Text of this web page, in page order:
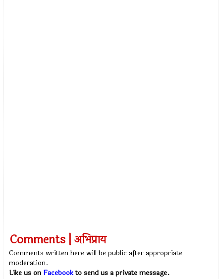
Comments | अभिप्राय
Comments written here will be public after appropriate
moderation.
Like us on Facebookto send us a private message.